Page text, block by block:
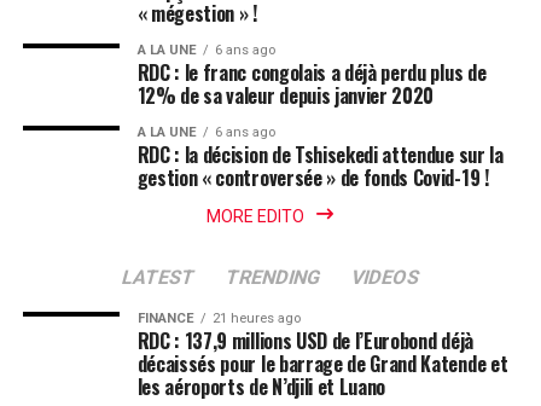
« mégestion » !
A LA UNE 6 ans ago
RDC : le franc congolais a déjà perdu plus de
12% de sa valeur depuis janvier 2020
A LA UNE 6 ans ago
RDC : la décision de Tshisekedi attendue sur la
gestion « controversée » de fonds Covid-19 !
MORE EDITO
LATEST TRENDING VIDEOS
FINANCE 21 heures ago
RDC : 137,9 millions USD de l’Eurobond déjà
décaissés pour le barrage de Grand Katende et
les aéroports de N’djili et Luano